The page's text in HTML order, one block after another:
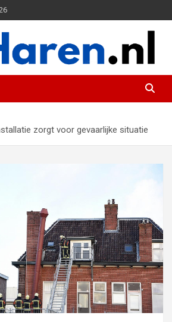
zorgt voor gevaarlijke situatie